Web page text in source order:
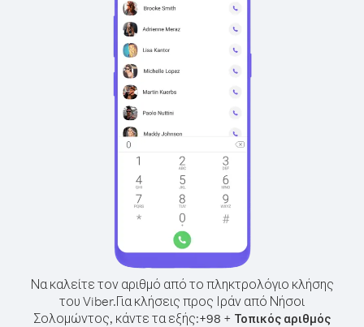
Να καλείτε τον αριθμό από το πληκτρολόγιο κλήσης
του Viber.Για κλήσεις προς Ιράν από Νήσοι
Σολομώντος, κάντε τα εξής:+98 + Τοπικός αριθμός